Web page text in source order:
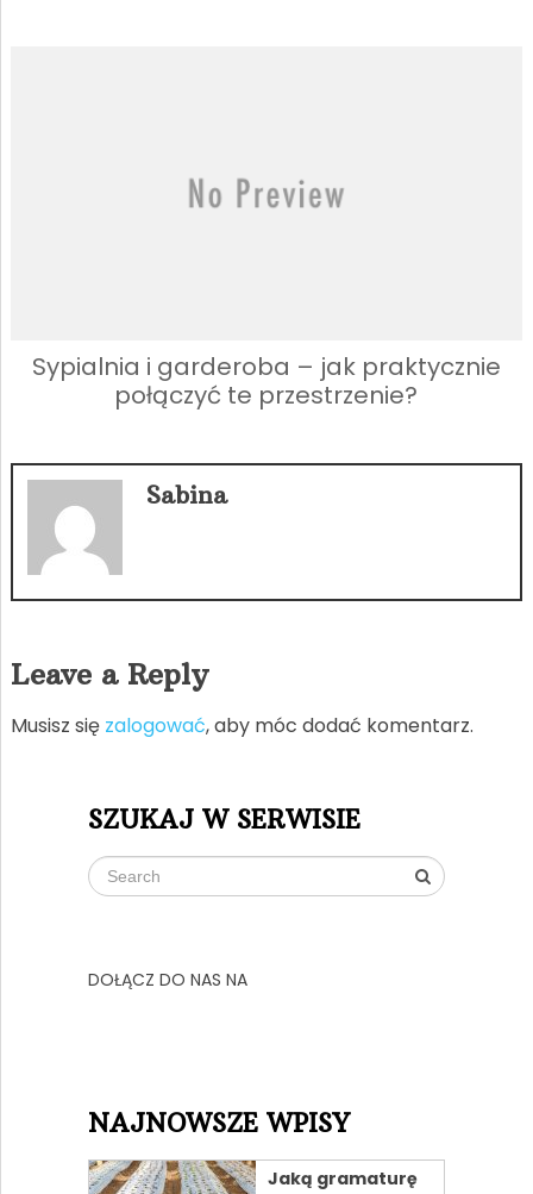
Sypialnia i garderoba – jak praktycznie
połączyć te przestrzenie?
Sabina
Leave a Reply
Musisz się zalogować, aby móc dodać komentarz.
SZUKAJ W SERWISIE
DOŁĄCZ DO NAS NA
NAJNOWSZE WPISY
Jaką gramaturę